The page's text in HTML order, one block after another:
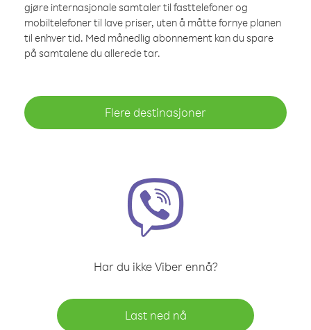
gjøre internasjonale samtaler til fasttelefoner og
mobiltelefoner til lave priser, uten å måtte fornye planen
til enhver tid. Med månedlig abonnement kan du spare
på samtalene du allerede tar.
Flere destinasjoner
Har du ikke Viber ennå?
Last ned nå